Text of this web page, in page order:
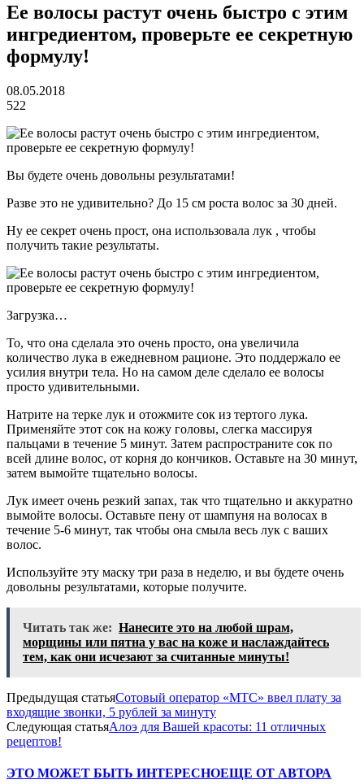
Ее волосы растут очень быстро с этим
ингредиентом, проверьте ее секретную
формулу!
08.05.2018
522
Вы будете очень довольны результатами!
Разве это не удивительно? До 15 см роста волос за 30 дней.
Ну ее секрет очень прост, она использовала лук , чтобы
получить такие результаты.
Загрузка…
То, что она сделала это очень просто, она увеличила
количество лука в ежедневном рационе. Это поддержало ее
усилия внутри тела. Но на самом деле сделало ее волосы
просто удивительными.
Натрите на терке лук и отожмите сок из тертого лука.
Применяйте этот сок на кожу головы, слегка массируя
пальцами в течение 5 минут. Затем распространите сок по
всей длине волос, от корня до кончиков. Оставьте на 30 минут,
затем вымойте тщательно волосы.
Лук имеет очень резкий запах, так что тщательно и аккуратно
вымойте волосы. Оставьте пену от шампуня на волосах в
течение 5-6 минут, так чтобы она смыла весь лук с ваших
волос.
Используйте эту маску три раза в неделю, и вы будете очень
довольны результатами, которые получите.
Читать так же: Нанесите это на любой шрам,
морщины или пятна у вас на коже и наслаждайтесь
тем, как они исчезают за считанные минуты!
Предыдущая статьяСотовый оператор «МТС» ввел плату за
входящие звонки, 5 рублей за минуту
Следующая статьяАлоэ для Вашей красоты: 11 отличных
рецептов!
ЭТО МОЖЕТ БЫТЬ ИНТЕРЕСНОЕЩЕ ОТ АВТОРА